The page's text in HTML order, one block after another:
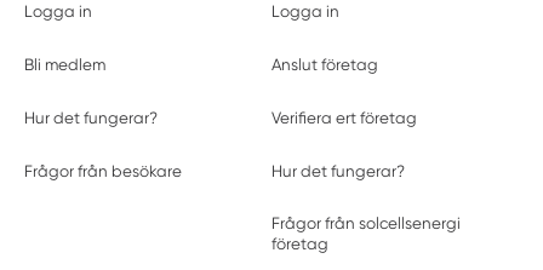
Logga in
Bli medlem
Hur det fungerar?
Frågor från besökare
Logga in
Anslut företag
Verifiera ert företag
Hur det fungerar?
Frågor från solcellsenergi
företag